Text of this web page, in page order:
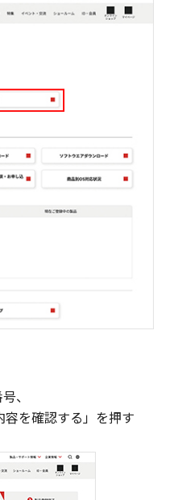
、
を確認する」を押す